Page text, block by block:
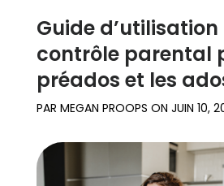
Guide d’utilisation
contrôle parental
préados et les
PAR MEGAN PROOPS ON JUIN 10,